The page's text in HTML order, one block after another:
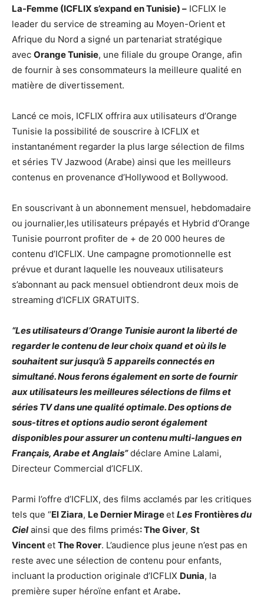
La-Femme (ICFLIX s’expand en Tunisie) – ICFLIX le
leader du service de streaming au Moyen-Orient et
Afrique du Nord a signé un partenariat stratégique
avec Orange Tunisie, une filiale du groupe Orange, afin
de fournir à ses consommateurs la meilleure qualité en
matière de divertissement.
Lancé ce mois, ICFLIX offrira aux utilisateurs d’Orange
Tunisie la possibilité de souscrire à ICFLIX et
instantanément regarder la plus large sélection de films
et séries TV Jazwood (Arabe) ainsi que les meilleurs
contenus en provenance d’Hollywood et Bollywood.
En souscrivant à un abonnement mensuel, hebdomadaire
ou journalier,les utilisateurs prépayés et Hybrid d’Orange
Tunisie pourront profiter de + de 20 000 heures de
contenu d’ICFLIX. Une campagne promotionnelle est
prévue et durant laquelle les nouveaux utilisateurs
s’abonnant au pack mensuel obtiendront deux mois de
streaming d’ICFLIX GRATUITS.
“Les utilisateurs d’Orange Tunisie auront la liberté de
regarder le contenu de leur choix quand et où ils le
souhaitent sur jusqu’à 5 appareils connectés en
simultané. Nous ferons également en sorte de fournir
aux utilisateurs les meilleures sélections de films et
séries TV dans une qualité optimale. Des options de
sous-titres et options audio seront également
disponibles pour assurer un contenu multi-langues en
Français, Arabe et Anglais”déclare Amine Lalami,
Directeur Commercial d’ICFLIX.
Parmi l’offre d’ICFLIX, des films acclamés par les critiques
tels que “El Ziara, Le Dernier Mirageet Les Frontièresdu
Cielainsi que des films primés: The Giver, St
Vincentet The Rover. L’audience plus jeune n’est pas en
reste avec une sélection de contenu pour enfants,
incluant la production originale d’ICFLIX Dunia, la
première super héroïne enfant et Arabe.